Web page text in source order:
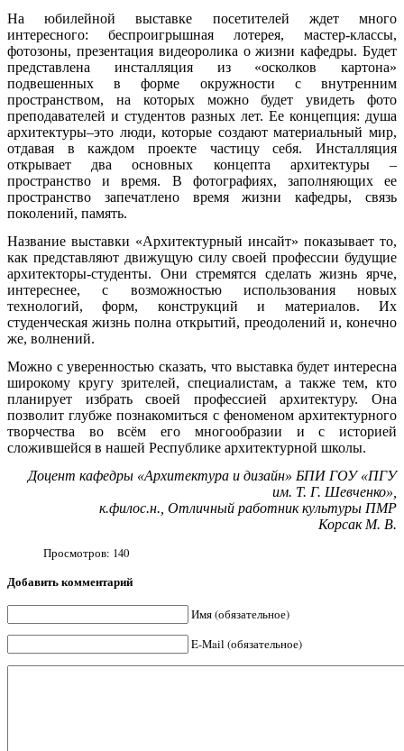
На юбилейной выставке посетителей ждет много
интересного: беспроигрышная лотерея, мастер-классы,
фотозоны, презентация видеоролика о жизни кафедры. Будет
представлена инсталляция из «осколков картона»
подвешенных в форме окружности с внутренним
пространством, на которых можно будет увидеть фото
преподавателей и студентов разных лет. Ее концепция: душа
архитектуры–это люди, которые создают материальный мир,
отдавая в каждом проекте частицу себя. Инсталляция
открывает два основных концепта архитектуры –
пространство и время. В фотографиях, заполняющих ее
пространство запечатлено время жизни кафедры, связь
поколений, память.
Название выставки «Архитектурный инсайт» показывает то,
как представляют движущую силу своей профессии будущие
архитекторы-студенты. Они стремятся сделать жизнь ярче,
интереснее, с возможностью использования новых
технологий, форм, конструкций и материалов. Их
студенческая жизнь полна открытий, преодолений и, конечно
же, волнений.
Можно с уверенностью сказать, что выставка будет интересна
широкому кругу зрителей, специалистам, а также тем, кто
планирует избрать своей профессией архитектуру. Она
позволит глубже познакомиться с феноменом архитектурного
творчества во всём его многообразии и с историей
сложившейся в нашей Республике архитектурной школы.
Доцент кафедры «Архитектура и дизайн» БПИ ГОУ «ПГУ
им. Т. Г. Шевченко»,
к.филос.н., Отличный работник культуры ПМР
Корсак М. В.
Просмотров: 140
Добавить комментарий
Имя (обязательное)
E-Mail (обязательное)